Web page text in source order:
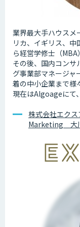
業界最大手ハウスメ
リカ、イギリス、
ら経営学修士（MBA
その後、国内コンサ
グ事業部マネージャ
着の中小企業まで様
現在はAlgoageにて
株式会社エク
Marketing 大